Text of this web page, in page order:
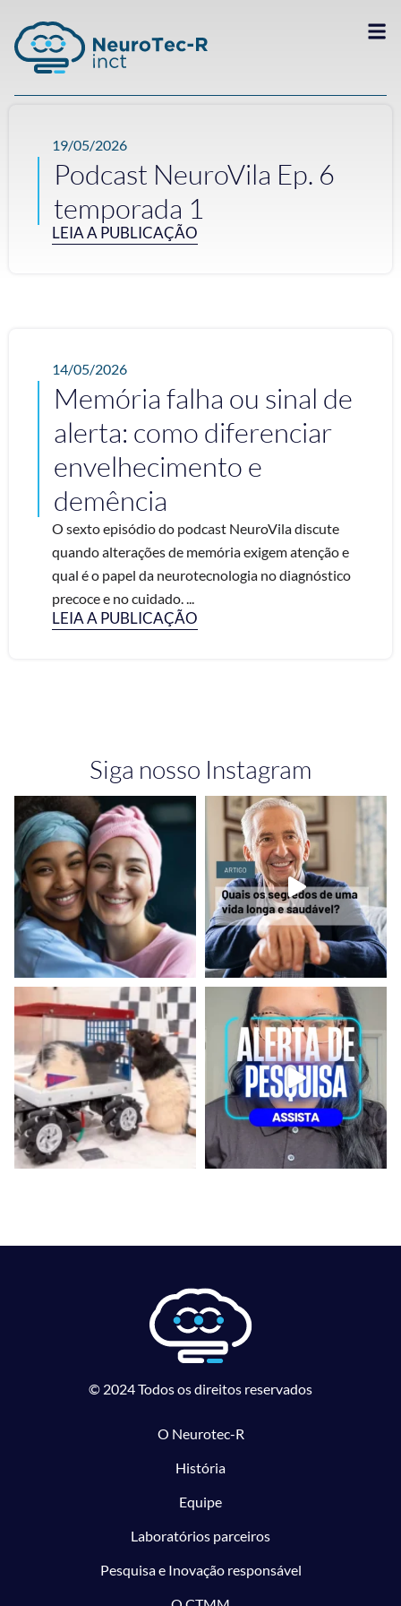
19/05/2026
Podcast NeuroVila Ep. 6
temporada 1
LEIA A PUBLICAÇÃO
14/05/2026
Memória falha ou sinal de
alerta: como diferenciar
envelhecimento e
demência
O sexto episódio do podcast NeuroVila discute
quando alterações de memória exigem atenção e
qual é o papel da neurotecnologia no diagnóstico
precoce e no cuidado. ...
LEIA A PUBLICAÇÃO
Siga nosso Instagram
© 2024 Todos os direitos reservados
O Neurotec-R
História
Equipe
Laboratórios parceiros
Pesquisa e Inovação responsável